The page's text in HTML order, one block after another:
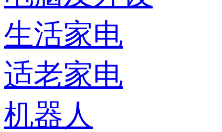
生活家电
适老家电
机器人